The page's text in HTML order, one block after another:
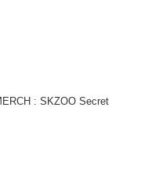
: SKZOO Secret